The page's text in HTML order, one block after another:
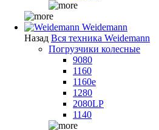
Weidemann
Назад Вся техника Weidemann
Погрузчики колесные
9080
1160
1160e
1280
2080LP
1140